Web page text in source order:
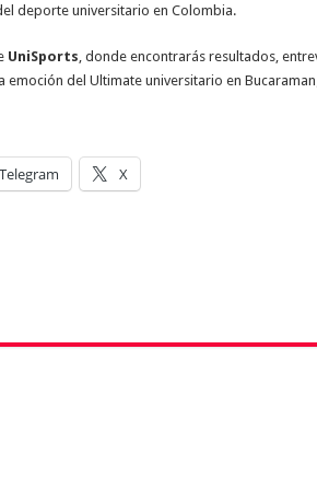
deporte universitario en Colombia.
UniSports, donde encontrarás resultados,
del Ultimate universitario en
Telegram X